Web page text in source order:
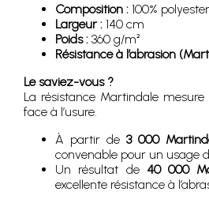
Composition : 100%
Largeur : 140 cm
Poids : 360 g/m²
Résistance à l’abrasion
Le saviez-vous ?
La résistance Martindale mesure
face à l’usure.
À partir de 3 000
convenable pour un usage
Un résultat de 40 000
excellente résistance à